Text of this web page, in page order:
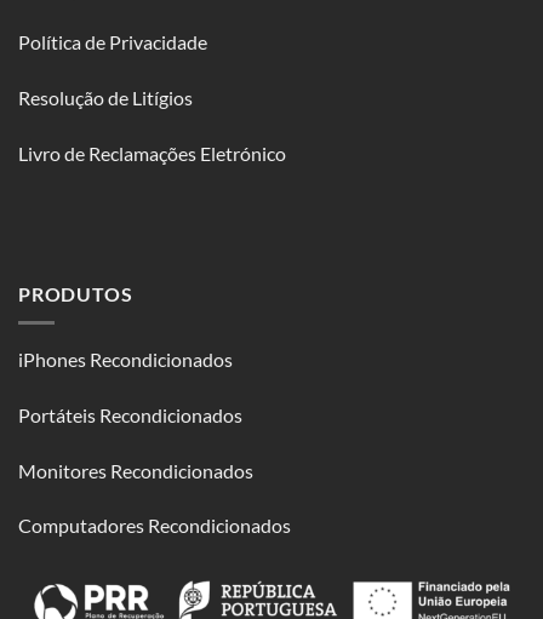
Política de Privacidade
Resolução de Litígios
Livro de Reclamações Eletrónico
PRODUTOS
iPhones Recondicionados
Portáteis Recondicionados
Monitores Recondicionados
Computadores Recondicionados